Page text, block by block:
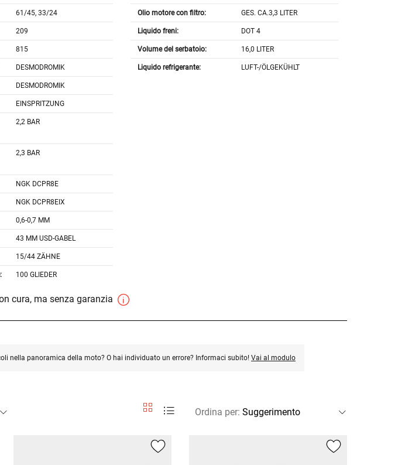
61/45, 33/24
209
815
DESMODROMIK
DESMODROMIK
EINSPRITZUNG
2,2 BAR
2,3 BAR
NGK DCPR8E
NGK DCPR8EIX
0,6-0,7 MM
43 MM USD-GABEL
15/44 ZÄHNE
100 GLIEDER
Olio motore con filtro: GES. CA.3,3 LITER
Liquido freni: DOT 4
Volume del serbatoio: 16,0 LITER
Liquido refrigerante: LUFT-/ÖLGEKÜHLT
cura, ma senza garanzia
nella panoramica della moto? O hai individuato un errore? Informaci subito! Vai al modulo
Ordina per: